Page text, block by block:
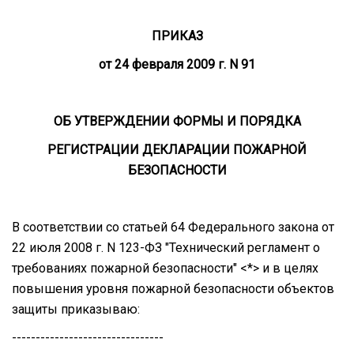
ПРИКАЗ
от 24 февраля 2009 г. N 91
ОБ УТВЕРЖДЕНИИ ФОРМЫ И ПОРЯДКА
РЕГИСТРАЦИИ ДЕКЛАРАЦИИ ПОЖАРНОЙ
БЕЗОПАСНОСТИ
В соответствии со статьей 64 Федерального закона от
22 июля 2008 г. N 123-ФЗ "Технический регламент о
требованиях пожарной безопасности" <*> и в целях
повышения уровня пожарной безопасности объектов
защиты приказываю:
--------------------------------